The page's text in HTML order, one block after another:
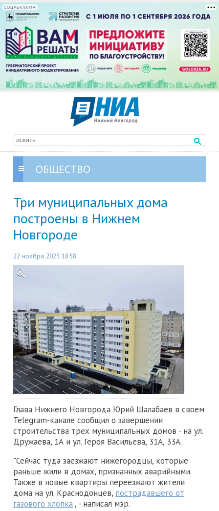
СОЦРЕКЛАМА
ОБЩЕСТВО
Три муниципальных дома
построены в Нижнем
Новгороде
22 ноября 2023 18:58
Глава Нижнего Новгорода Юрий Шалабаев в своем
Telegram-канале сообщил о завершении
строительства трех муниципальных домов - на ул.
Дружаева, 1А и ул. Героя Васильева, 31А, 33А.
"Сейчас туда заезжают нижегородцы, которые
раньше жили в домах, признанных аварийными.
Также в новые квартиры переезжают жители
дома на ул. Краснодонцев, пострадавшего от
газового хлопка", - написал мэр.